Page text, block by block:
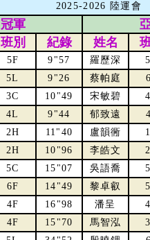
2025-2026 陸運會
冠軍
班別 紀錄 姓名
5F 9"57 羅歷深
5L 9"26 蔡帕庭
3C 10"49 宋敏碧
4L 9"44 郁致遠
2H 11"40 盧韻衕
2H 10"96 李皓文
5C 15"07 吳語喬
6F 14"49 黎卓叡
4F 16"98 潘呈
4F 15"70 馬智泓